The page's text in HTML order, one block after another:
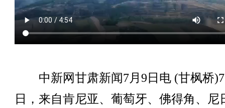
中新网甘肃新闻7月9日电 (甘枫桥
日，来自肯尼亚、葡萄牙、佛得角、尼